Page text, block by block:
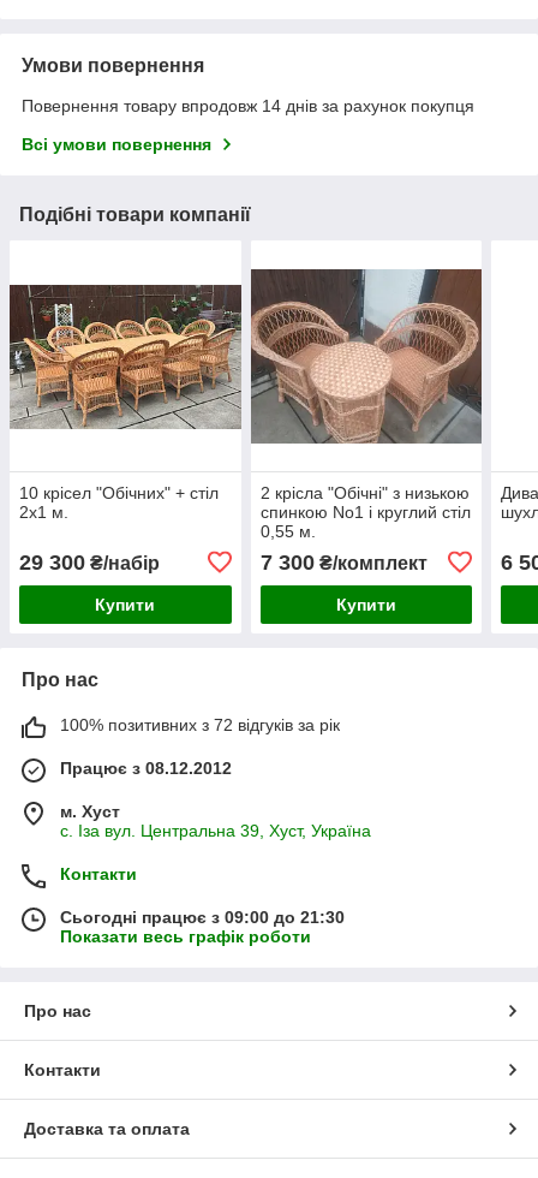
Умови повернення
Повернення товару впродовж 14 днів за рахунок покупця
Всі умови повернення
Подібні товари компанії
10 крісел "Обічних" + стіл
2х1 м.
29 300 ₴/набір
Купити
2 крісла "Обічні" з низькою
спинкою No1 і круглий стіл
0,55 м.
7 300₴/комплект
Купити
6
Про нас
100% позитивних з 72 відгуків за рік
Працює з 08.12.2012
м. Хуст
с. Іза вул. Центральна 39, Хуст, Україна
Контакти
Сьогодні працює з 09:00 до 21:30
Показати весь графік роботи
Про нас
Контакти
Доставка та оплата